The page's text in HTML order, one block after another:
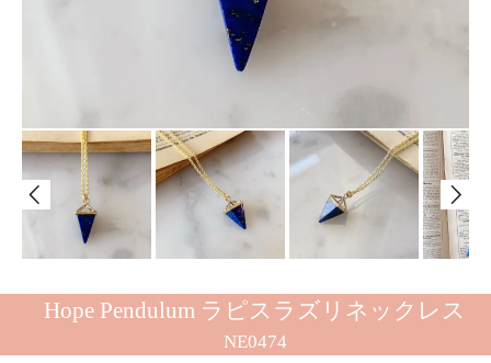
Hope Pendulum ラピスラズリネックレス
NE0474